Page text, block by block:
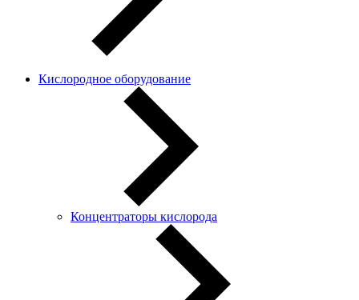
Кислородное оборудование
Концентраторы кислорода